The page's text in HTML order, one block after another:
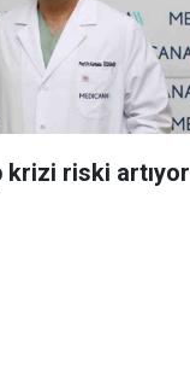
krizi riski artıyor